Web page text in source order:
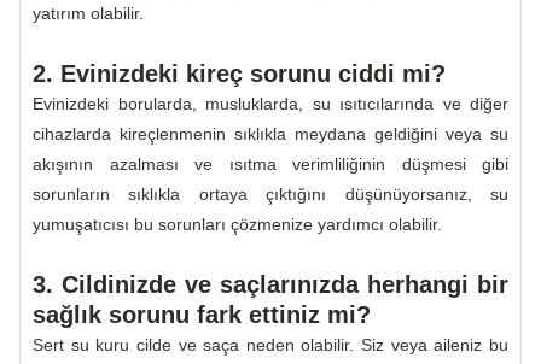
yatırım olabilir.
2. Evinizdeki kireç sorunu ciddi mi?
Evinizdeki borularda, musluklarda, su ısıtıcılarında ve diğer
cihazlarda kireçlenmenin sıklıkla meydana geldiğini veya su
akışının azalması ve ısıtma verimliliğinin düşmesi gibi
sorunların sıklıkla ortaya çıktığını düşünüyorsanız, su
yumuşatıcısı bu sorunları çözmenize yardımcı olabilir.
3. Cildinizde ve saçlarınızda herhangi bir
sağlık sorunu fark ettiniz mi?
Sert su kuru cilde ve saça neden olabilir. Siz veya aileniz bu